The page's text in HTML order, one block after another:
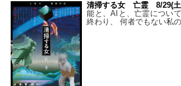
清掃する女 亡霊 8/29(土
能と、AIと、亡霊につい
終わり、 何者でもない私